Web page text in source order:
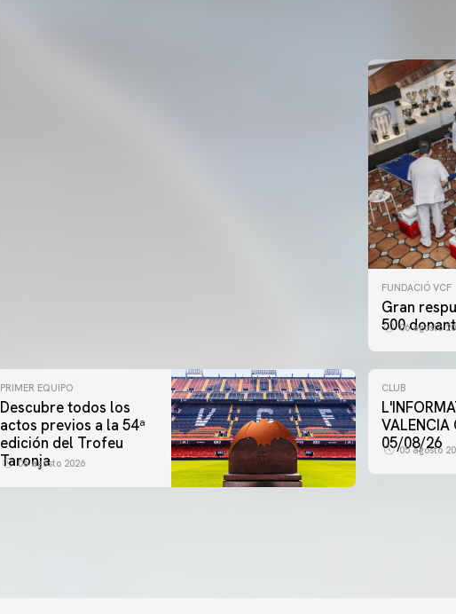
FUNDACIÓ VCF
Gran
50006 agosto
PRIMER EQUIPO
Descubre todos los
actos previos a la 54ª
edición del Trofeu
Taronja
06 agosto 2026
CLUB
VALENCIA
05/08/26
05 agosto